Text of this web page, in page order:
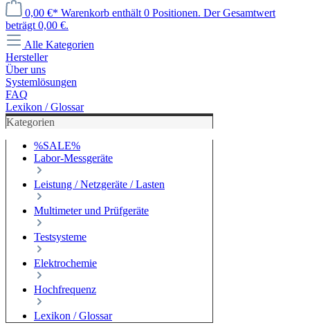
0,00 €* Warenkorb enthält 0 Positionen. Der Gesamtwert
beträgt 0,00 €.
Alle Kategorien
Hersteller
Über uns
Systemlösungen
FAQ
Lexikon / Glossar
Kategorien
%SALE%
Labor-Messgeräte
Leistung / Netzgeräte / Lasten
Multimeter und Prüfgeräte
Testsysteme
Elektrochemie
Hochfrequenz
Lexikon / Glossar